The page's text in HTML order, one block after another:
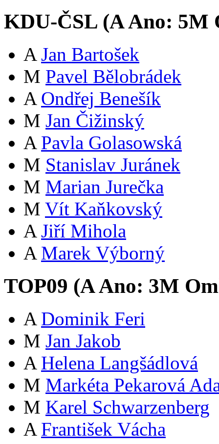
KDU-ČSL (AAno: 5M
A Jan Bartošek
M Pavel Bělobrádek
A Ondřej Benešík
M Jan Čižinský
A Pavla Golasowská
M Stanislav Juránek
M Marian Jurečka
M Vít Kaňkovský
A Jiří Mihola
A Marek Výborný
TOP09 (AAno: 3M
A Dominik Feri
M Jan Jakob
A Helena Langšádlová
M Markéta Pekarová
M Karel Schwarzenberg
A František Vácha